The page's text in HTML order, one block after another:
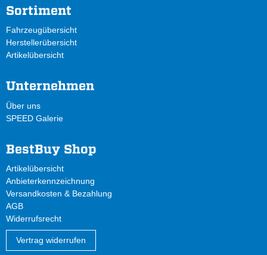
Sortiment
Fahrzeugübersicht
Herstellerübersicht
Artikelübersicht
Unternehmen
Über uns
SPEED Galerie
BestBuy Shop
Artikelübersicht
Anbieterkennzeichnung
Versandkosten & Bezahlung
AGB
Widerrufsrecht
Vertrag widerrufen